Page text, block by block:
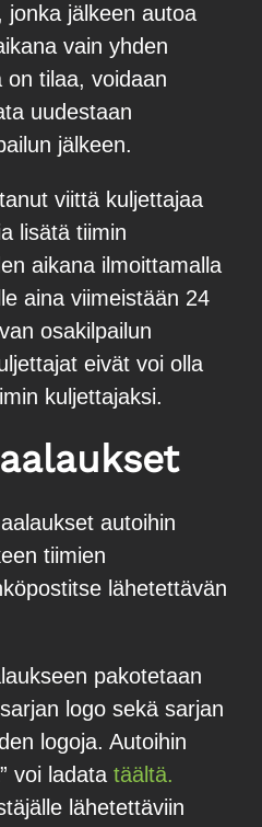
jonka jälkeen autoa
vain yhden
on tilaa, voidaan
uudestaan
jälkeen.
viittä kuljettajaa
lisätä tiimin
aikana ilmoittamalla
aina viimeistään 24
osakilpailun
eivät voi olla
kuljettajaksi.
autoihin
tiimien
lähetettävän
pakotetaan
logo sekä sarjan
logoja. Autoihin
voi ladata täältä.
lähetettäviin